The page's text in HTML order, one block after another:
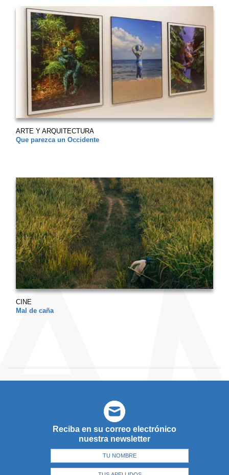
ARTE Y ARQUITECTURA
Que parezca un Occidente
CINE
Mal de caña
Reciba en su correo electrónico
nuestra newsletter